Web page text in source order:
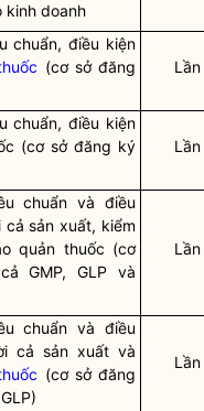
kinh doanh
chuẩn, điều kiện
(cơ sở đăng
Lần
chuẩn, điều kiện
(cơ sở đăng ký
Lần
chuẩn và điều
cả sản xuất, kiểm
quản thuốc (cơ
GMP, GLP và
Lần
chuẩn và điều
cả sản xuất và
(cơ sở đăng
Lần